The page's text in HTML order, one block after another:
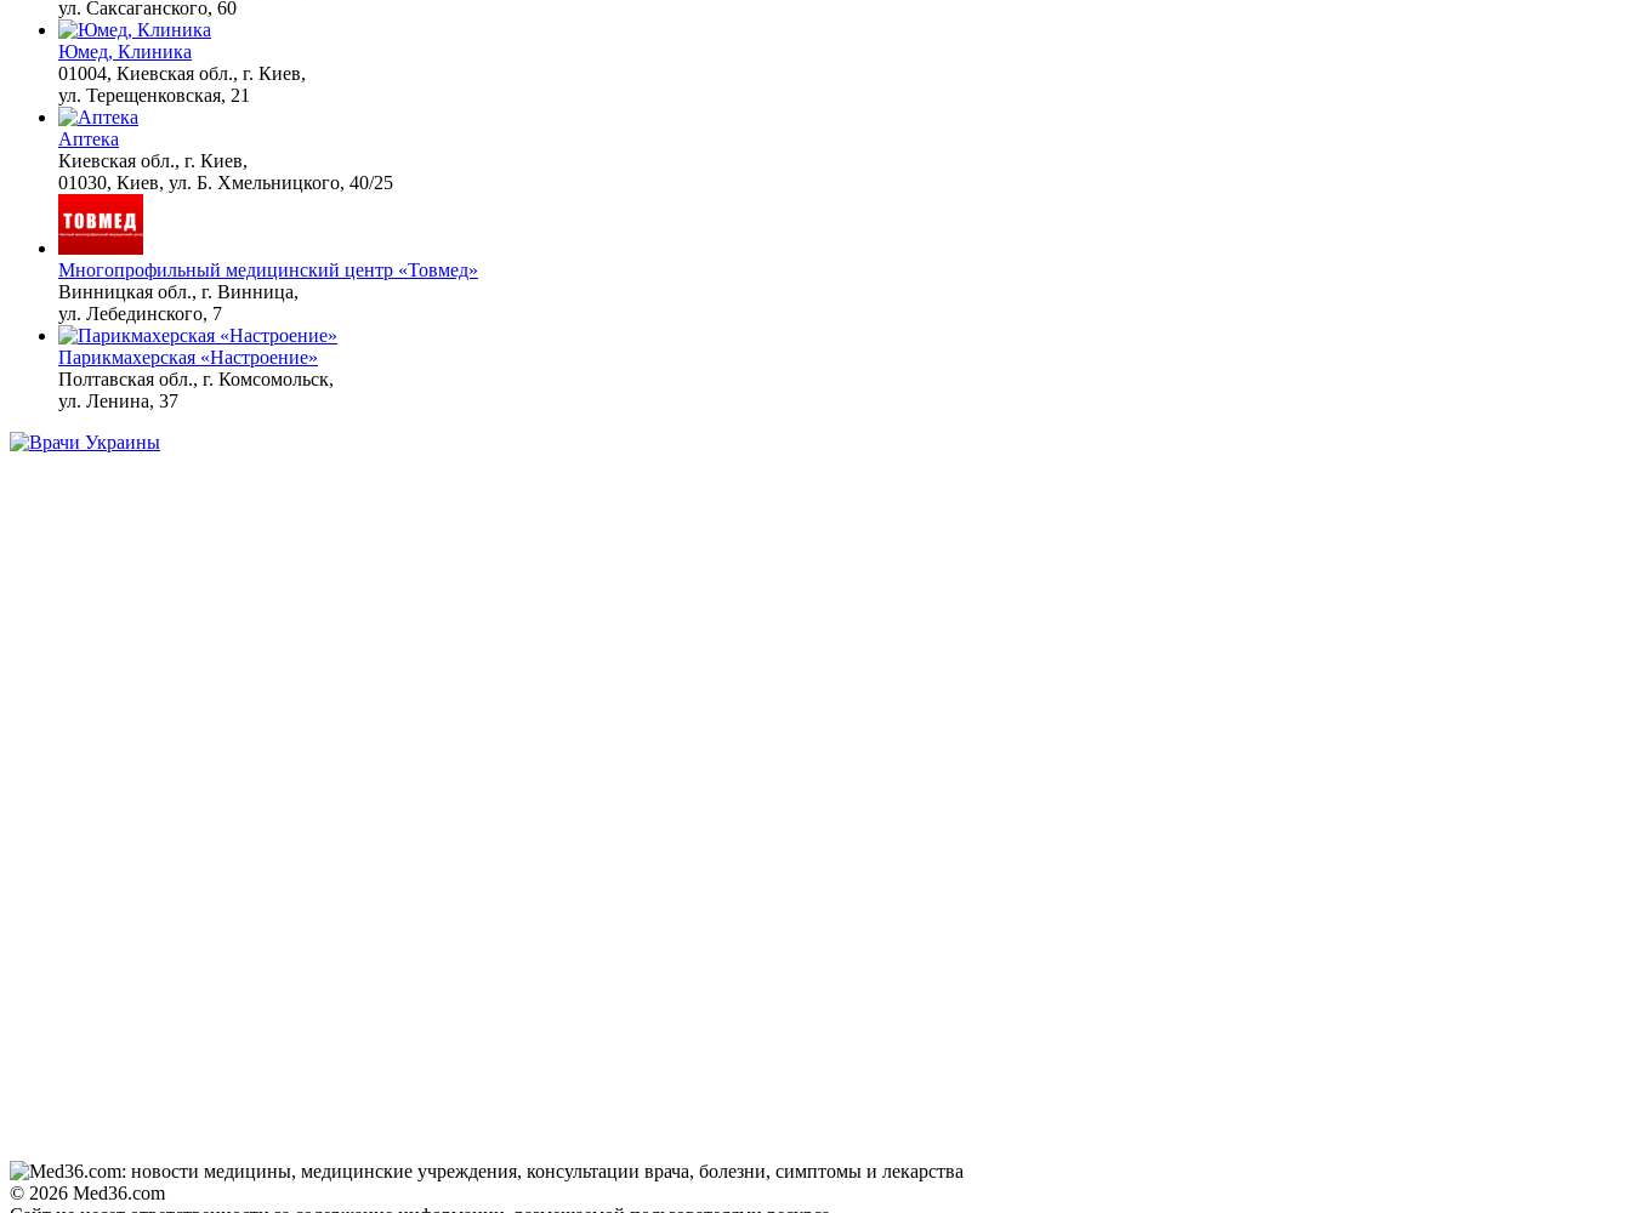
Ролик из Омска: вы
будете смеяться долго
ул. Саксаганского, 60
Юмед, Клиника
01004, Киевская обл., г. Киев,
ул. Терещенковская, 21
Аптека
Киевская обл., г. Киев,
01030, Киев, ул. Б. Хмельницкого, 40/25
Многопрофильный медицинский центр «Товмед»
Винницкая обл., г. Винница,
ул. Лебединского, 7
Парикмахерская «Настроение»
Полтавская обл., г. Комсомольск,
ул. Ленина, 37
© 2026 Med36.com